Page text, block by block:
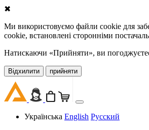
✖
Ми використовуємо файли cookie для
cookie, встановлені сторонніми
Натискаючи «Прийняти», ви
Відхилити прийняти
Українська English Русский